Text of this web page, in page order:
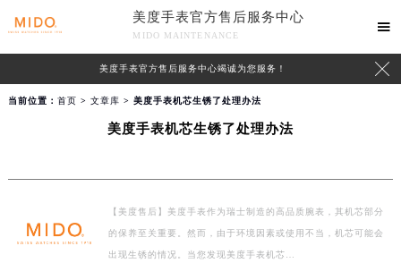
美度手表官方售后服务中心
MIDO MAINTENANCE

美度手表官方售后服务中心竭诚为您服务！ 
当前位置： 首页 > 文章库 > 美度手表机芯生锈了处理办法
美度手表机芯生锈了处理办法
【美度售后】美度手表作为瑞士制造的高品质腕表，其机芯部分
的保养至关重要。然而，由于环境因素或使用不当，机芯可能会
出现生锈的情况。当您发现美度手表机芯…